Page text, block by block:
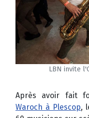
LBN invite
Après avoir fait
Waroch à Plescop,